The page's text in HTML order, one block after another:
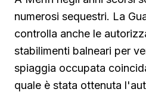
numerosi sequestri. La
controlla anche le
stabilimenti balneari per
spiaggia occupata
quale è stata ottenuta